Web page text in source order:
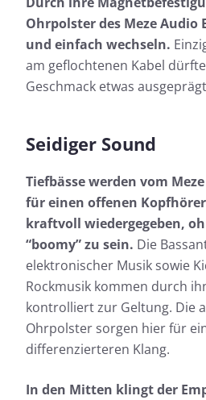
Ohrpolster des Meze Audio
und einfach wechseln.
am geflochtenen Kabel
Geschmack etwas
Seidiger Sound
Tiefbässe werden vom
für einen offenen
kraftvoll wiedergegeben,
“boomy” zu sein. Die
elektronischer Musik sowie
Rockmusik kommen durch
kontrolliert zur Geltung. Die
Ohrpolster sorgen hier für
differenzierteren Klang.
In den Mitten klingt der
Anhand des Frequenzgangs
klanglichen Eigenschaften
einer Kurve ab. Für den
mit der einfachen Ansicht
Testkandidaten auf einem
Nähere Informationen zu den
Messungen findet ihr hier: